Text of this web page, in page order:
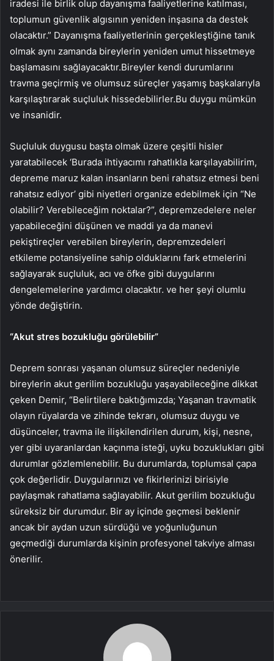
iradesi ile birlik olup dayanışma faaliyetlerine katılması,
toplumun güvenlik algısının yeniden inşasına da destek
olacaktır.” Dayanışma faaliyetlerinin gerçekleştiğine tanık
olmak aynı zamanda bireylerin yeniden umut hissetmeye
başlamasını sağlayacaktır.Bireyler kendi durumlarını
travma geçirmiş ve olumsuz süreçler yaşamış başkalarıyla
karşılaştırarak suçluluk hissedebilirler.Bu duygu mümkün
ve insanidir.
Suçluluk duygusu başta olmak üzere çeşitli hisler
yaratabilecek ‘Burada ihtiyacımı rahatlıkla karşılayabilirim,
depreme maruz kalan insanların beni rahatsız etmesi beni
rahatsız ediyor’ gibi niyetleri organize edebilmek için “Ne
olabilir? Verebileceğim noktalar?”, depremzedelere neler
yapabileceğini düşünen ve maddi ya da manevi
pekiştireçler verebilen bireylerin, depremzedeleri
etkileme potansiyeline sahip olduklarını fark etmelerini
sağlayarak suçluluk, acı ve öfke gibi duygularını
dengelemelerine yardımcı olacaktır. ve her şeyi olumlu
yönde değiştirin.
“Akut stres bozukluğu görülebilir”
Deprem sonrası yaşanan olumsuz süreçler nedeniyle
bireylerin akut gerilim bozukluğu yaşayabileceğine dikkat
çeken Demir, “Belirtilere baktığımızda; Yaşanan travmatik
olayın rüyalarda ve zihinde tekrarı, olumsuz duygu ve
düşünceler, travma ile ilişkilendirilen durum, kişi, nesne,
yer gibi uyaranlardan kaçınma isteği, uyku bozuklukları gibi
durumlar gözlemlenebilir. Bu durumlarda, toplumsal çapa
çok değerlidir. Duygularınızı ve fikirlerinizi birisiyle
paylaşmak rahatlama sağlayabilir. Akut gerilim bozukluğu
süreksiz bir durumdur. Bir ay içinde geçmesi beklenir
ancak bir aydan uzun sürdüğü ve yoğunluğunun
geçmediği durumlarda kişinin profesyonel takviye alması
önerilir.